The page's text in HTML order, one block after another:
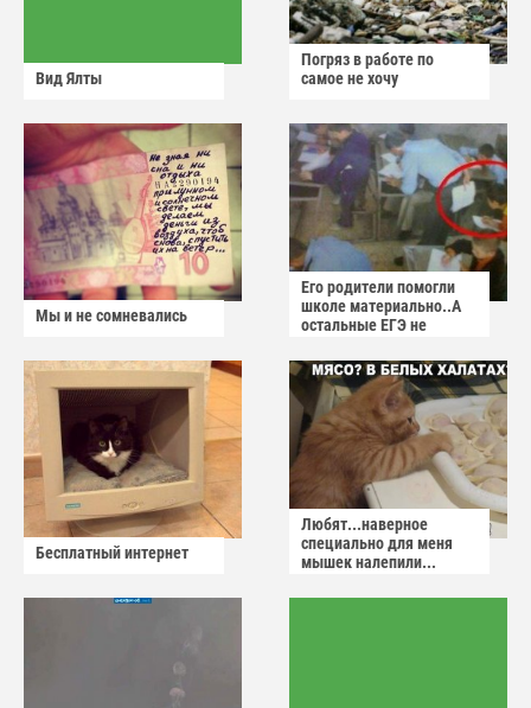
Вид Ялты
Погряз в работе по
самое не хочу
Мы и не сомневались
Его родители помогли
школе материально..А
остальные ЕГЭ не
Бесплатный интернет
Любят...наверное
специально для меня
мышек налепили...